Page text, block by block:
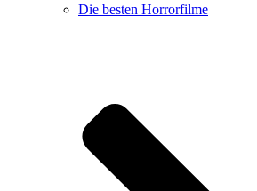
Die besten Horrorfilme